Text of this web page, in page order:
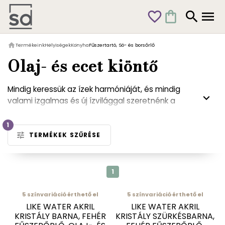
favorite_outline shopping_bag search menu
homeTermékeinkHelyiségekKonyhaFűszertartó, Só- és borsőrlő
Olaj- és ecet kiöntő
keyboard_arrow_down
Mindig keressük az ízek harmóniáját, és mindig
valami izgalmas és új ízvilággal szeretnénk a
elengedhetetlen az olaj- és ecet kiöntő szettek,
ami mindig kéznél van. Egy minőségi olíva olajjal
vagy balzsamecettel élmény lesz a főzés.
tune TERMÉKEK SZŰRÉSE
1
1
5 színvariáció érthető el
LIKE WATER AKRIL
KRISTÁLY BARNA, FEHÉR
5 színvariáció érthető el
LIKE WATER AKRIL
KRISTÁLY SZÜRKÉSBARNA,